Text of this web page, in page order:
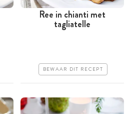
Tussen 30 minuten en 1
Ree in chianti met
tagliatelle
BEWAAR DIT RECEPT